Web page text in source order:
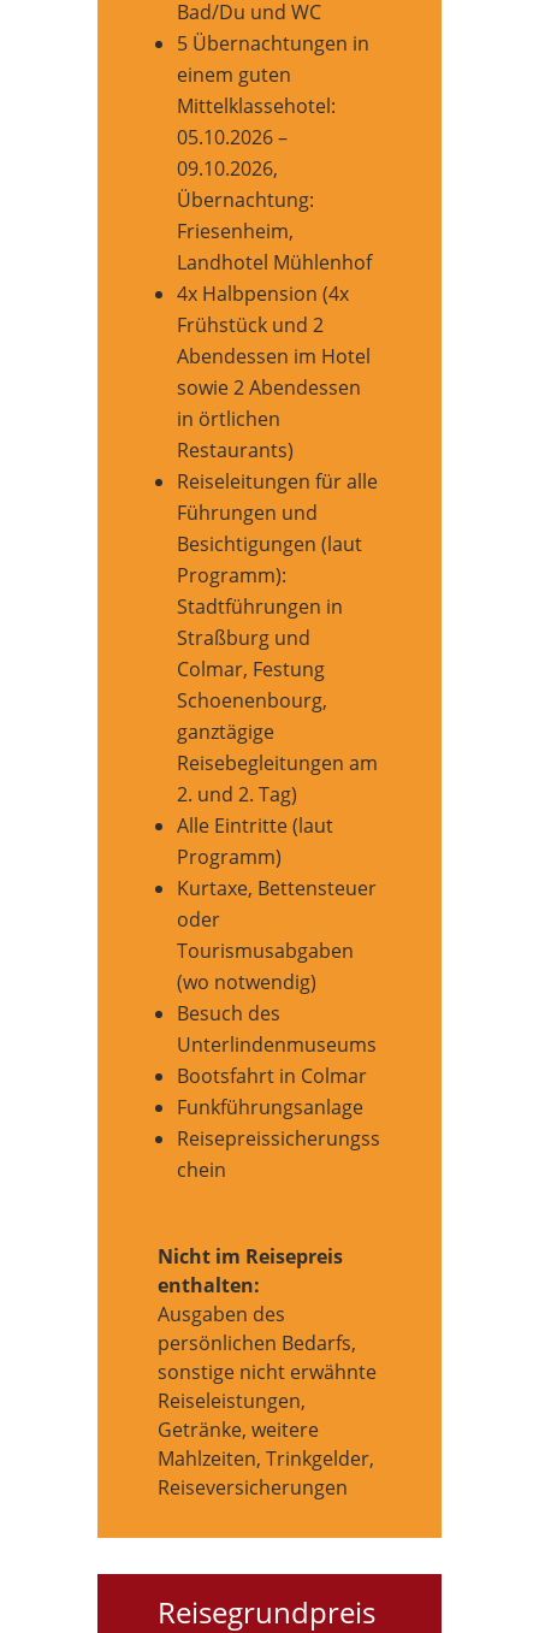
Bad/Du und WC
5 Übernachtungen in
einem guten
Mittelklassehotel:
05.10.2026 –
09.10.2026,
Übernachtung:
Friesenheim,
Landhotel Mühlenhof
4x Halbpension (4x
Frühstück und 2
Abendessen im Hotel
sowie 2 Abendessen
in örtlichen
Restaurants)
Reiseleitungen für alle
Führungen und
Besichtigungen (laut
Programm):
Stadtführungen in
Straßburg und
Colmar, Festung
Schoenenbourg,
ganztägige
Reisebegleitungen am
2. und 2. Tag)
Alle Eintritte (laut
Programm)
Kurtaxe, Bettensteuer
oder
Tourismusabgaben
(wo notwendig)
Besuch des
Unterlindenmuseums
Bootsfahrt in Colmar
Funkführungsanlage
Reisepreissicherungss
chein
Nicht im Reisepreis
enthalten:
Ausgaben des
persönlichen Bedarfs,
sonstige nicht erwähnte
Reiseleistungen,
Getränke, weitere
Mahlzeiten, Trinkgelder,
Reiseversicherungen
Reisegrundpreis